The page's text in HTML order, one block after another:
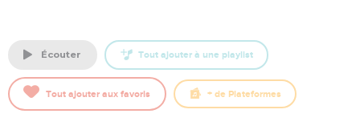
écouter Tout ajouter à une playlist
Tout ajouter aux favoris +de Plateformes